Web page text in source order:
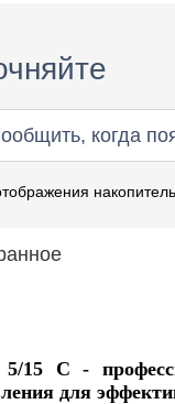
когда
15 C -
для